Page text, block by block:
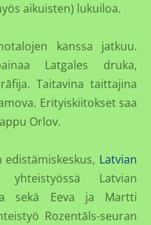
aikuisten) lukuiloa.
kanssa jatkuu.
Latgales druka,
Taitavina taittajina
Erityiskiitokset saa
Orlov.
Latvian
Latvian
sekä Eeva ja Martti
Rozentāls-seuran